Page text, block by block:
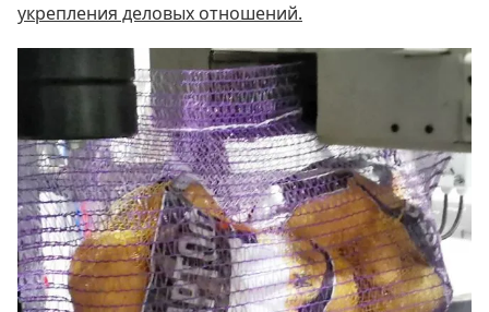
укрепления деловых отношений.